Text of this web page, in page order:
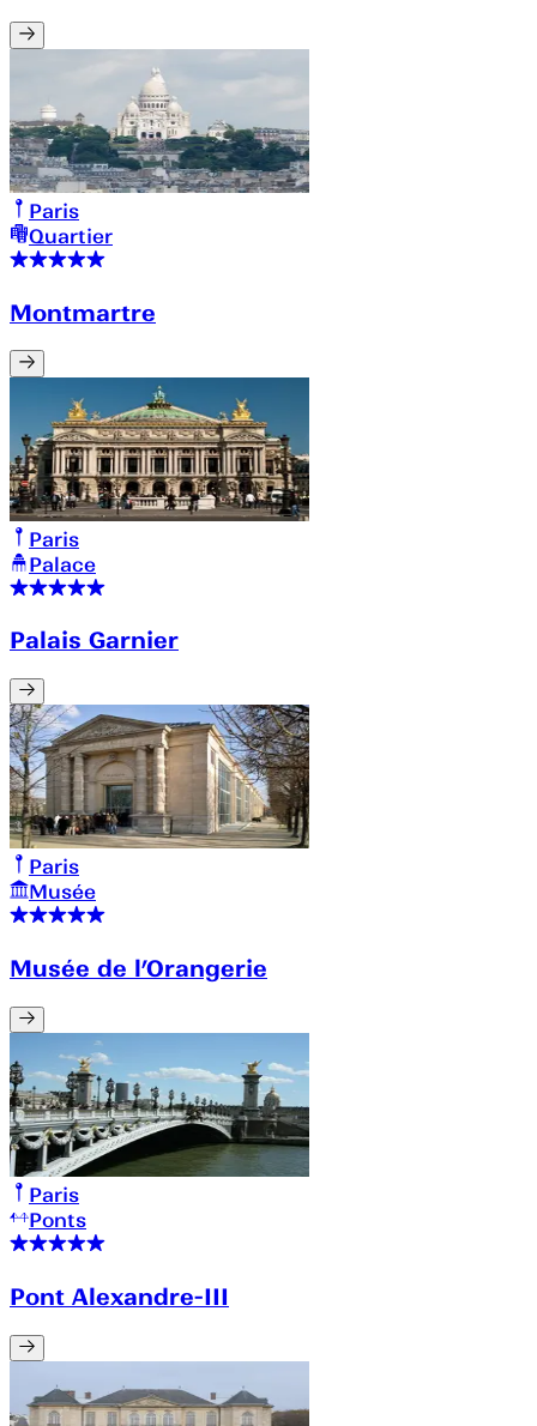
Paris
Quartier
Montmartre
Paris
Palace
Palais Garnier
Paris
Musée
Musée de l’Orangerie
Paris
Ponts
Pont Alexandre-III